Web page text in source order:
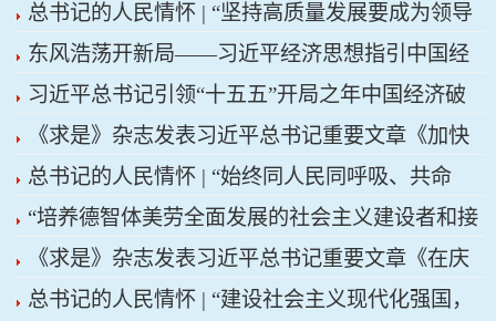
总书记的人民情怀 | “坚持高质量发展要成为领导
干部政绩观的重要内容”
东风浩荡开新局——习近平经济思想指引中国经
济高质量发展行稳致远
习近平总书记引领“十五五”开局之年中国经济破
浪前行
《求是》杂志发表习近平总书记重要文章《加快
建设健康中国》
总书记的人民情怀 | “始终同人民同呼吸、共命
运、心连心”
“培养德智体美劳全面发展的社会主义建设者和接
班人”——习近平总书记的重要论述指引基础教育
改革发展开创新局面
《求是》杂志发表习近平总书记重要文章《在庆
祝中国共产党成立105周年大会上的讲话》
总书记的人民情怀 | “建设社会主义现代化强国，